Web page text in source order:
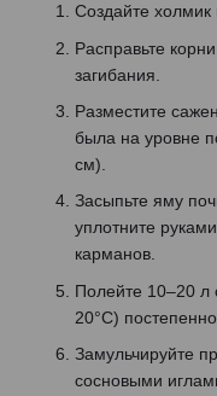
Создайте холмик
Расправьте
загибания.
Разместите
была на уровне
см).
Засыпьте яму
уплотните
карманов.
Полейте 10–20 л
20°C) постепенно.
Замульчируйте
сосновыми